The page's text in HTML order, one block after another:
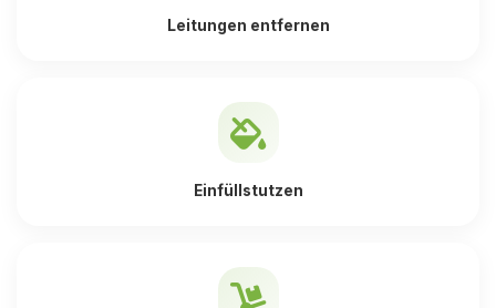
Leitungen entfernen
Einfüllstutzen